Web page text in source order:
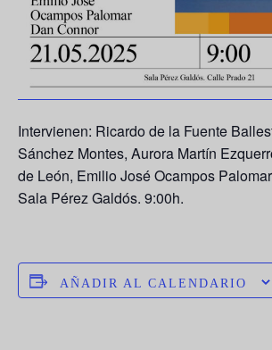
Intervienen: Ricardo de la Fuente
Sánchez Montes, Aurora Martín
de León, Emilio José Ocampos Palomar
Sala Pérez Galdós. 9:00h.
AÑADIR AL CALENDARIO